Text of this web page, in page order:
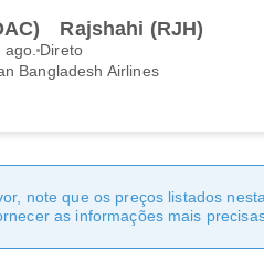
Rajshahi (RJH)
ago. Direto
Bangladesh Airlines
note que os preços listados
as informações mais